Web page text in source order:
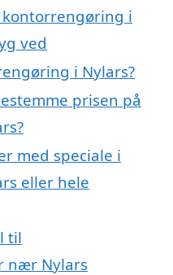
i
ved
i Nylars?
prisen på
med speciale i
eller hele
til
nær Nylars